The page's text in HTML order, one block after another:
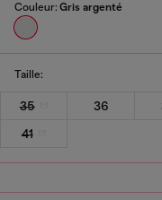
Couleur: Gris argenté
Taille:
35 36
41